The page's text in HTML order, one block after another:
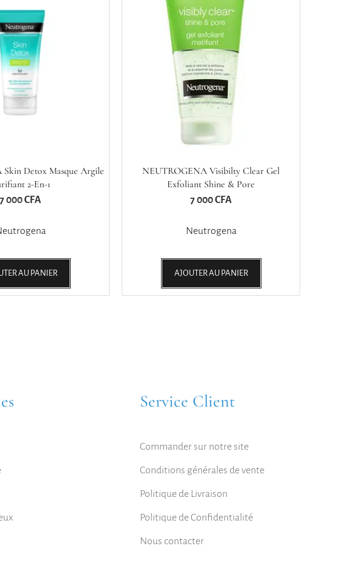
Detox Masque Argile
2-En-1
7 000CFA
AU PANIER
NEUTROGENA Visibilty Clear Gel
Exfoliant Shine & Pore
7 000CFA
Neutrogena
AJOUTER AU PANIER
Service Client
Commander sur notre site
Conditions générales de vente
Politique de Livraison
Politique de Confidentialité
Nous contacter